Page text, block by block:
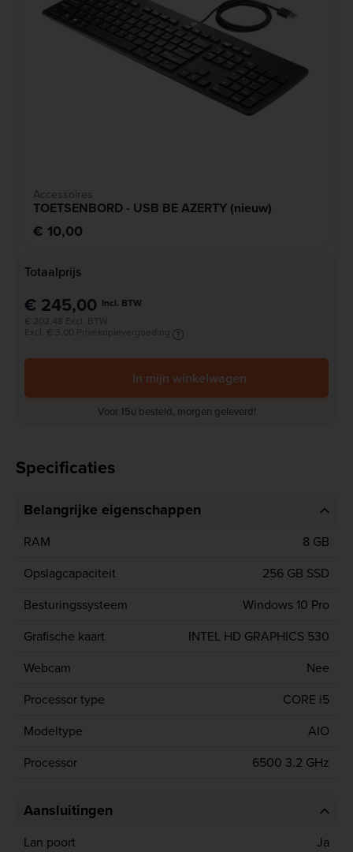
Accessoires
TOETSENBORD - USB BE AZERTY (nieuw)
€ 10,00
Totaalprijs
€ 245,00 Incl. BTW
€ 202,48 Excl. BTW
Excl. € 3,00 Privékopievergoeding
In mijn winkelwagen
Voor 15u besteld, morgen geleverd!
Specificaties
Belangrijke eigenschappen
RAM
8 GB
Opslagcapaciteit
256 GB SSD
Besturingssysteem
Windows 10 Pro
Grafische kaart
INTEL HD GRAPHICS 530
Webcam
Nee
Processor type
CORE i5
Modeltype
AIO
Processor
6500 3.2 GHz
Aansluitingen
Lan poort
Ja